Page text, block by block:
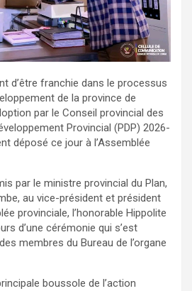
d’être franchie dans le processus
de la province de
par le Conseil provincial des
Provincial (PDP) 2026-
déposé ce jour à l’Assemblée
par le ministre provincial du Plan,
au vice-président et président
provinciale, l’honorable Hippolite
d’une cérémonie qui s’est
membres du Bureau de l’organe
boussole de l’action